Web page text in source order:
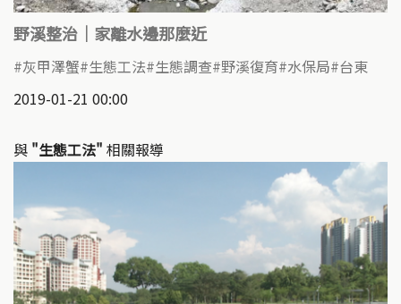
野溪整治｜家離水邊那麼近
灰甲澤蟹 生態工法 生態調查 野溪復育 水保局 台東
2019-01-21 00:00
與 "生態工法" 相關報導